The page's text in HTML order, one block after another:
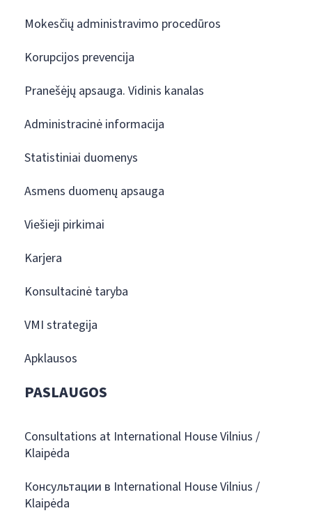
Mokesčių administravimo procedūros
Korupcijos prevencija
Pranešėjų apsauga. Vidinis kanalas
Administracinė informacija
Statistiniai duomenys
Asmens duomenų apsauga
Viešieji pirkimai
Karjera
Konsultacinė taryba
VMI strategija
Apklausos
PASLAUGOS
Consultations at International House Vilnius /
Klaipėda
Консультации в International House Vilnius /
Klaipėda